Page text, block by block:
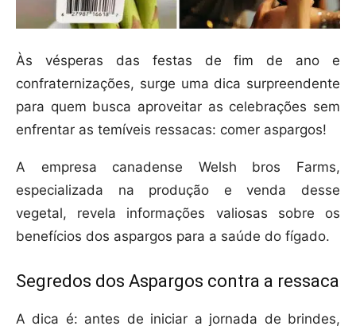
Às vésperas das festas de fim de ano e
confraternizações, surge uma dica surpreendente
para quem busca aproveitar as celebrações sem
enfrentar as temíveis ressacas: comer aspargos!
A empresa canadense Welsh bros Farms,
especializada na produção e venda desse
vegetal, revela informações valiosas sobre os
benefícios dos aspargos para a saúde do fígado.
Segredos dos Aspargos contra a ressaca
A dica é: antes de iniciar a jornada de brindes,